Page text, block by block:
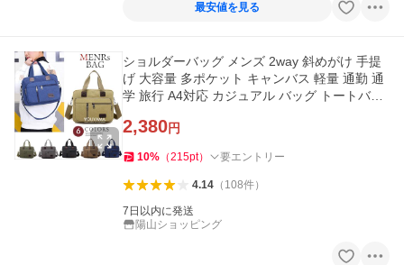
最安値を見る
ショルダーバッグ メンズ 2way 斜めがけ 手提
げ 大容量 多ポケット キャンバス 軽量 通勤 通
学 旅行 A4対応 カジュアル バッグ トートバッ
2,380円
10% （215pt） 要エントリー
4.14（ 108件）
7日以内に発送
陽山ショッピング